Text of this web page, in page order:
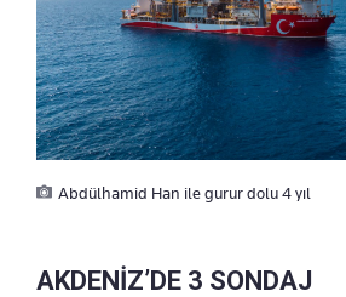
Abdülhamid Han ile gurur dolu 4 yıl
AKDENİZ’DE 3 SONDAJ